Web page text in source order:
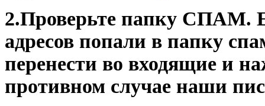
2.Проверьте папку СПАМ.
адресов попали в папку
перенести во входящие и
противном случае наши